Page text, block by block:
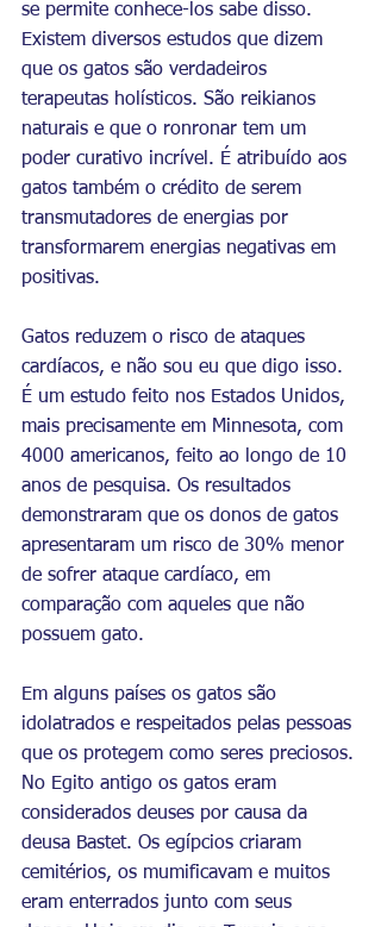
se permite conhece-los sabe disso.
Existem diversos estudos que dizem
que os gatos são verdadeiros
terapeutas holísticos. São reikianos
naturais e que o ronronar tem um
poder curativo incrível. É atribuído aos
gatos também o crédito de serem
transmutadores de energias por
transformarem energias negativas em
positivas.
Gatos reduzem o risco de ataques
cardíacos, e não sou eu que digo isso.
É um estudo feito nos Estados Unidos,
mais precisamente em Minnesota, com
4000 americanos, feito ao longo de 10
anos de pesquisa. Os resultados
demonstraram que os donos de gatos
apresentaram um risco de 30% menor
de sofrer ataque cardíaco, em
comparação com aqueles que não
possuem gato.
Em alguns países os gatos são
idolatrados e respeitados pelas pessoas
que os protegem como seres preciosos.
No Egito antigo os gatos eram
considerados deuses por causa da
deusa Bastet. Os egípcios criaram
cemitérios, os mumificavam e muitos
eram enterrados junto com seus